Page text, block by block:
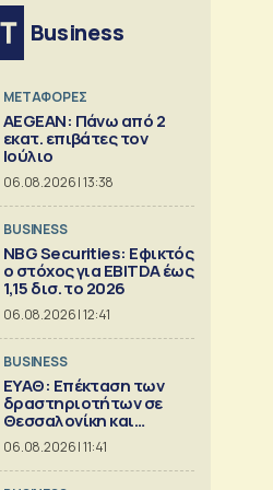
Business
ΜΕΤΑΦΟΡΕΣ
AEGEAN: Πάνω από 2
εκατ. επιβάτες τον
Ιούλιο
06.08.2026 | 13:38
BUSINESS
NBG Securities: Εφικτός
ο στόχος για EBITDA έως
1,15 δισ. το 2026
06.08.2026 | 12:41
BUSINESS
ΕΥΑΘ: Επέκταση των
δραστηριοτήτων σε
Θεσσαλονίκη και
Χαλκιδική
06.08.2026 | 11:41